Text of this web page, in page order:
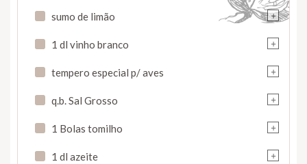
+
sumo de limão
+
1 dl vinho branco
+
tempero especial p/ aves
+
q.b. Sal Grosso
+
1 Bolas tomilho
+
1 dl azeite